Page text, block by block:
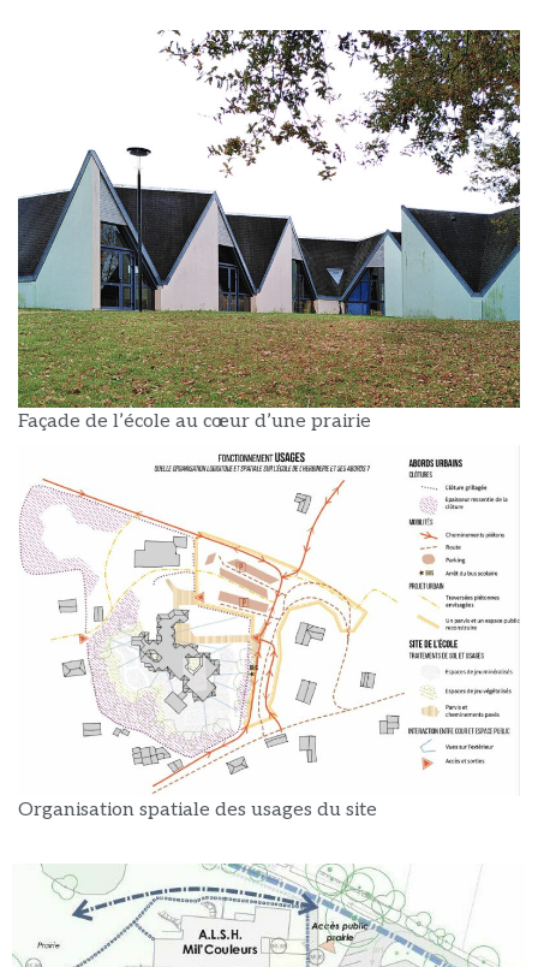
Façade de l’école au cœur d’une prairie
Organisation spatiale des usages du site